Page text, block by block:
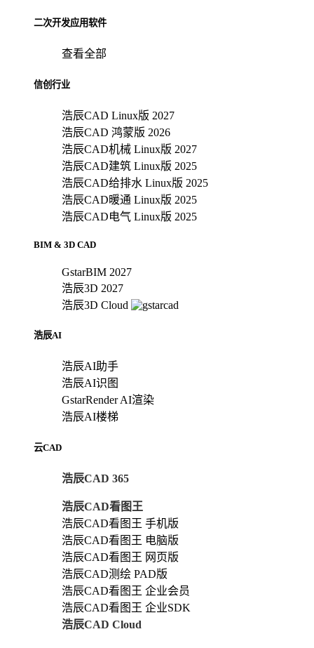
二次开发应用软件
查看全部
信创行业
浩辰CAD Linux版 2027
浩辰CAD 鸿蒙版 2026
浩辰CAD机械 Linux版 2027
浩辰CAD建筑 Linux版 2025
浩辰CAD给排水 Linux版 2025
浩辰CAD暖通 Linux版 2025
浩辰CAD电气 Linux版 2025
BIM & 3D CAD
GstarBIM 2027
浩辰3D 2027
浩辰3D Cloud
浩辰AI
浩辰AI助手
浩辰AI识图
GstarRender AI渲染
浩辰AI楼梯
云CAD
浩辰CAD 365
浩辰CAD看图王
浩辰CAD看图王 手机版
浩辰CAD看图王 电脑版
浩辰CAD看图王 网页版
浩辰CAD测绘 PAD版
浩辰CAD看图王 企业会员
浩辰CAD看图王 企业SDK
浩辰CAD Cloud